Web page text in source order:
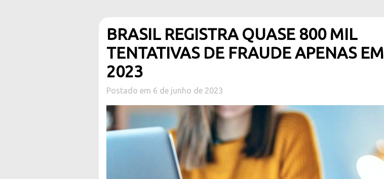
BRASIL REGISTRA QUASE 800 MIL
TENTATIVAS DE FRAUDE APENAS EM
2023
Postado em 6 de junho de 2023